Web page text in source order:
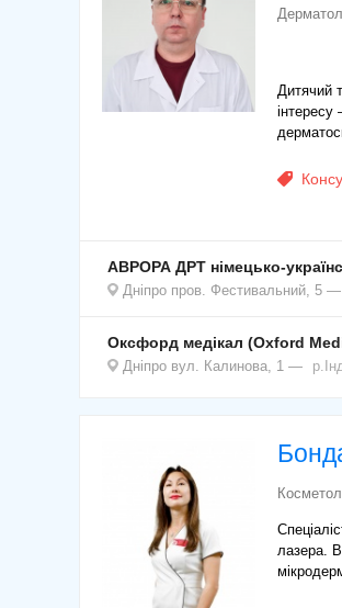
Дитячий
інтересу
АВРОРА ДРТ німецько-
Дніпро пров. Фестивальний, 5
Оксфорд медікал (Oxford
Дніпро вул. Калинова, 1
лазера.